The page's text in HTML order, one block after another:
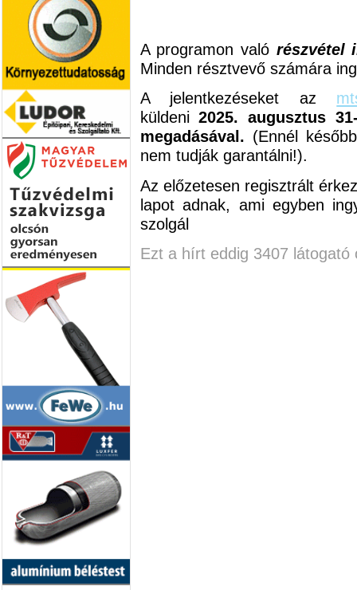
A programon való részvétel
Minden résztvevő számára
A jelentkezéseket az
küldeni2025. augusztus
megadásával. (Ennél
nem tudják garantálni!).
Az előzetesen regisztrált
lapot adnak, ami egyben
szolgál
Ezt a hírt eddig 3407 látogató